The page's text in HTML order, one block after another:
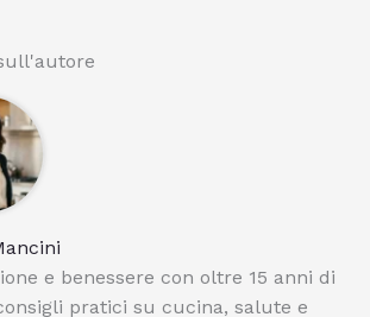
e benessere con oltre 15 anni di
pratici su cucina, salute e